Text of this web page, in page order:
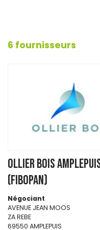
6 fournisseurs
OLLIER BOIS
(FIBOPAN)
Négociant
AVENUE JEAN MOOS
ZA REBE
69550 AMPLEPUIS